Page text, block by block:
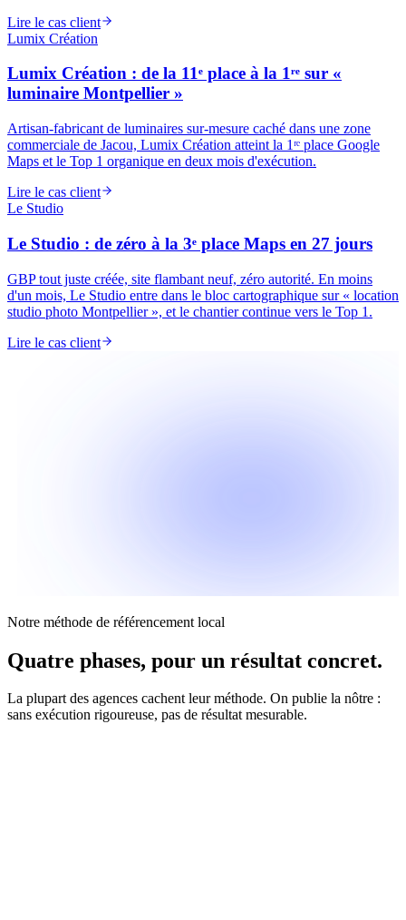
Lire le cas client
Lumix Création
Lumix Création : de la 11ᵉ place à la 1ʳᵉ sur «
luminaire Montpellier »
Artisan-fabricant de luminaires sur-mesure caché dans une zone
commerciale de Jacou, Lumix Création atteint la 1ʳᵉ place Google
Maps et le Top 1 organique en deux mois d'exécution.
Lire le cas client
Le Studio
Le Studio : de zéro à la 3ᵉ place Maps en 27 jours
GBP tout juste créée, site flambant neuf, zéro autorité. En moins
d'un mois, Le Studio entre dans le bloc cartographique sur « location
studio photo Montpellier », et le chantier continue vers le Top 1.
Lire le cas client
Notre méthode de référencement local
Quatre phases, pour un résultat concret.
La plupart des agences cachent leur méthode. On publie la nôtre :
sans exécution rigoureuse, pas de résultat mesurable.